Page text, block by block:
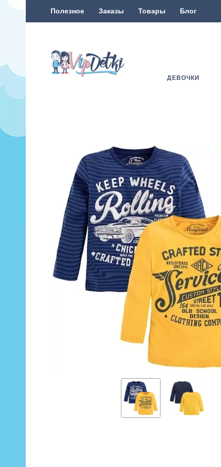
Полезное Заказы Товары Блог
ДЕВОЧКИ